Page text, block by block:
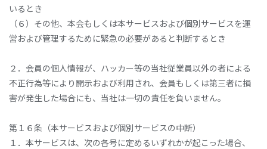
いるとき
（６）その他、本会もしくは本サービスおよび個別サービスを運
営および管理するために緊急の必要があると判断するとき
２．会員の個人情報が、ハッカー等の当社従業員以外の者による
不正行為等により開示および利用され、会員もしくは第三者に損
害が発生した場合にも、当社は一切の責任を負いません。
第１６条（本サービスおよび個別サービスの中断）
１．本サービスは、次の各号に定めるいずれかが起こった場合、